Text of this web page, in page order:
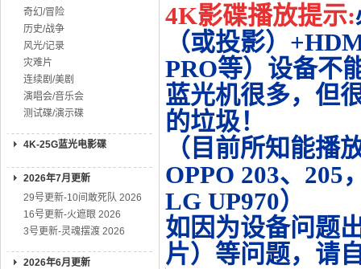
奇幻/冒险
历史/战争
风光/记录
灾难片
连续剧/美剧
演唱会/音乐会
测试碟/演示碟
4K-25G蓝光电影碟
2026年7月更新
29号更新-10间敢死队 2026
16号更新-火遮眼 2026
3号更新-灵魂摆渡 2026
2026年6月更新
4K影碟播放提示:
（或投影）
PRO等）设备不
蓝光机很多，但
的垃圾！
（目前所知能播
OPPO 203、205
LG UP970）
如因为设备问题
片）等问题，请